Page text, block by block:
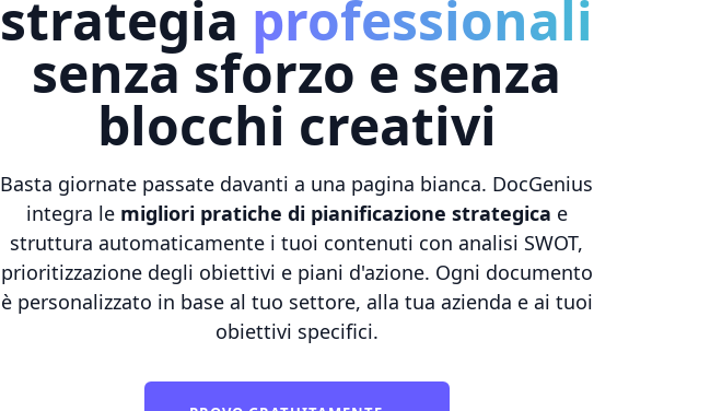
strategia professionali
senza sforzo e senza
blocchi creativi
Basta giornate passate davanti a una pagina bianca. DocGenius
integra le migliori pratiche di pianificazione strategica e
struttura automaticamente i tuoi contenuti con analisi SWOT,
prioritizzazione degli obiettivi e piani d'azione. Ogni documento
è personalizzato in base al tuo settore, alla tua azienda e ai tuoi
obiettivi specifici.